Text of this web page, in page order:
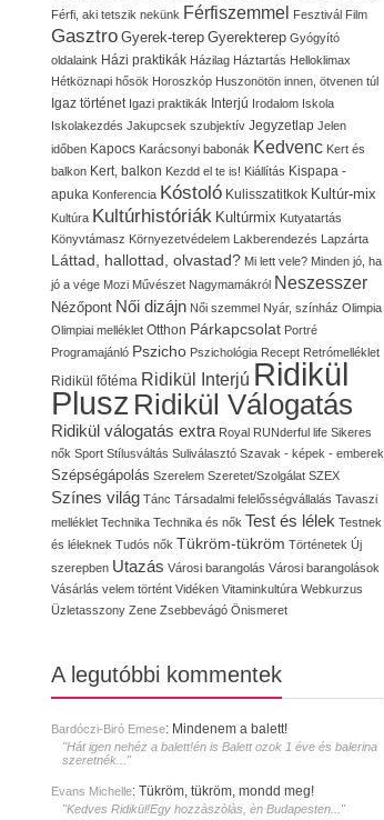
Férfi, aki tetszik nekünk Férfiszemmel Fesztivál Film
Gasztro Gyerek-terep Gyerekterep Gyógyító
oldalaink Házi praktikák Házilag Háztartás Helloklimax
Hétköznapi hősök Horoszkóp Huszonötön innen, ötvenen túl
Igaz történet Igazi praktikák Interjú Irodalom Iskola
Iskolakezdés Jakupcsek szubjektív Jegyzetlap Jelen
időben Kapocs Karácsonyi babonák Kedvenc Kert és
balkon Kert, balkon Kezdd el te is! Kiállítás Kispapa -
apuka Konferencia Kóstoló Kulisszatitkok Kultúr-mix
Kultúra Kultúrhistóriák Kultúrmix Kutyatartás
Könyvtámasz Környezetvédelem Lakberendezés Lapzárta
Láttad, hallottad, olvastad? Mi lett vele? Minden jó, ha
jó a vége Mozi Művészet Nagymamákról Neszesszer
Nézőpont Női dizájn Női szemmel Nyár, színház Olimpia
Olimpiai melléklet Otthon Párkapcsolat Portré
Programajánló Pszicho Pszichológia Recept Retrómelléklet
Ridikül főtéma Ridikül Interjú Ridikül
Plusz Ridikül Válogatás
Ridikül válogatás extra Royal RUNderful life Sikeres
nők Sport Stílusváltás Suliválasztó Szavak - képek - emberek
Szépségápolás Szerelem Szeretet/Szolgálat SZEX
Színes világ Tánc Társadalmi felelősségvállalás Tavaszi
melléklet Technika Technika és nők Test és lélek Testnek
és léleknek Tudós nők Tükröm-tükröm Történetek Új
szerepben Utazás Városi barangolás Városi barangolások
Vásárlás velem történt Vidéken Vitaminkultúra Webkurzus
Üzletasszony Zene Zsebbevágó Önismeret
A legutóbbi kommentek
Bardóczi-Biró Emese: Mindenem a balett!
"Hát igen nehéz a balett!én is Balett ozok 1 éve és balerina
szeretnék..."
Evans Michelle: Tükröm, tükröm, mondd meg!
"Kedves Ridikül!Egy hozzàszòlàs, èn Budapesten..."